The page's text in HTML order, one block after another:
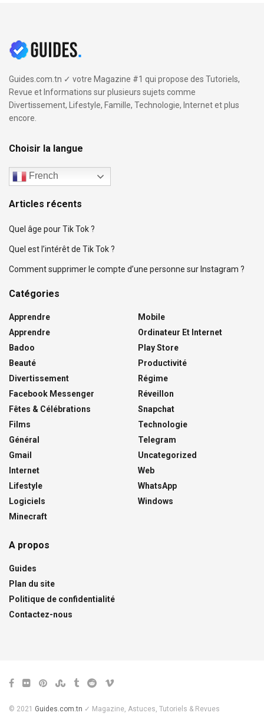
Guides.com.tn ✓ votre Magazine #1 qui propose des Tutoriels,
Revue et Informations sur plusieurs sujets comme
Divertissement, Lifestyle, Famille, Technologie, Internet et plus
encore.
Choisir la langue
French
Articles récents
Quel âge pour Tik Tok ?
Quel est l’intérêt de Tik Tok ?
Comment supprimer le compte d’une personne sur Instagram ?
Catégories
Apprendre
Apprendre
Badoo
Beauté
Divertissement
Facebook Messenger
Fêtes & Célébrations
Films
Général
Gmail
Internet
Lifestyle
Logiciels
Minecraft
Mobile
Ordinateur Et Internet
Play Store
Productivité
Régime
Réveillon
Snapchat
Technologie
Telegram
Uncategorized
Web
WhatsApp
Windows
A propos
Guides
Plan du site
Politique de confidentialité
Contactez-nous
© 2021 Guides.com.tn ✓ Magazine, Astuces, Tutoriels & Revues